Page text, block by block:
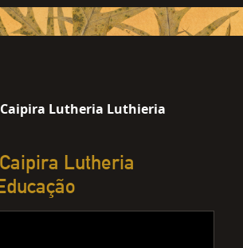
Lutheria Luthieria
Lutheria